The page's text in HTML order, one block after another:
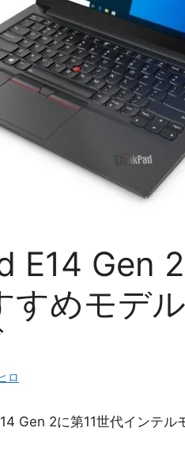
E14 Gen
すめモデ
ロ
Gen 2に第11世代インテル